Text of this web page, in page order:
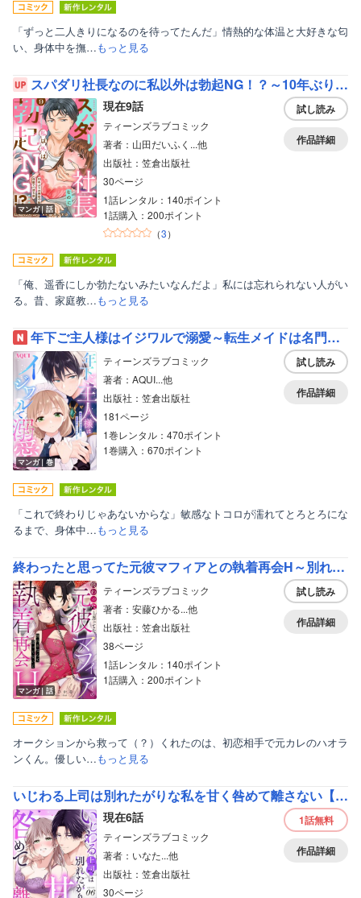
「ずっと二人きりになるのを待ってたんだ」情熱的な体温と大好きな匂
い、身体中を撫…もっと見る
スパダリ社長なのに私以外は勃起NG！？～10年ぶりの再会で始まる淫靡で一途な恋～【分冊版】
マンガ｜話
現在9話
ティーンズラブコミック
著者：山田だいふく...他
出版社：笠倉出版社
30ページ
1話レンタル：140ポイント
1話購入：200ポイント
（3）
試し読み
作品詳細
「俺、遥香にしか勃たないみたいなんだよ」私には忘れられない人がい
る。昔、家庭教…もっと見る
年下ご主人様はイジワルで溺愛～転生メイドは名門貴族の夜伽を命じられました～【Renta！限定描き下ろし付き電子単行本】
マンガ｜巻
ティーンズラブコミック
著者：AQUI...他
出版社：笠倉出版社
181ページ
1巻レンタル：470ポイント
1巻購入：670ポイント
試し読み
作品詳細
「これで終わりじゃあないからな」敏感なトコロが濡れてとろとろにな
るまで、身体中…もっと見る
終わったと思ってた元彼マフィアとの執着再会H～別れるなんて言ってないよ～
マンガ｜話
ティーンズラブコミック
著者：安藤ひかる...他
出版社：笠倉出版社
38ページ
1話レンタル：140ポイント
1話購入：200ポイント
試し読み
作品詳細
オークションから救って（？）くれたのは、初恋相手で元カレのハオラ
ンくん。優しい…もっと見る
いじわる上司は別れたがりな私を甘く咎めて離さない【分冊版】
現在6話
ティーンズラブコミック
著者：いなた...他
出版社：笠倉出版社
30ページ
1話無料
作品詳細